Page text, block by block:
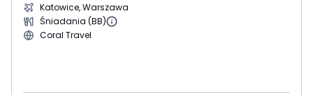
Katowice, Warszawa
Śniadania (BB)
Coral Travel